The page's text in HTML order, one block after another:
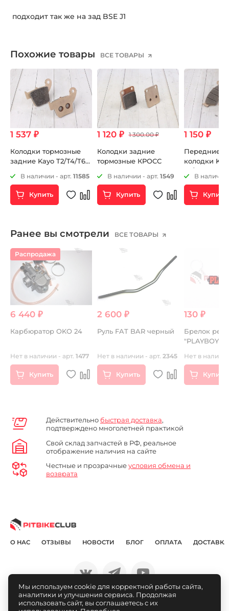
подходит так же на зад BSE J1
Похожие товары ВСЕ ТОВАРЫ
1 537 ₽
Колодки тормозные
задние Kayo T2/T4/T6
В наличии - арт. 11585
Купить
1 120 ₽ 1 300.00 ₽
Колодки задние
тормозные КРОСС
В наличии - арт. 1549
Купить
1 150 ₽
Передние
колодки
85/105 2Т
В наличии
Купить
Ранее вы смотрели ВСЕ ТОВАРЫ
Распродажа
6 440 ₽
Карбюратор OKO 24
Нет в наличии - арт. 1477
Купить
2 600 ₽
Руль FAT BAR черный
Нет в наличии - арт. 2345
Купить
130 ₽
Брелок
"PLAYBOY"
Нет в
Купить
Действительно быстрая доставка,
подтверждено многолетней практикой
Свой склад запчастей в РФ, реальное
отображение наличия на сайте
Честные и прозрачныеусловия обмена и
возврата
О НАС ОТЗЫВЫ НОВОСТИ БЛОГ ОПЛАТА ДОСТАВКА
© Pitbikeclub.ru 2012-2026
Мы используем cookie для корректной работы сайта,
аналитики и улучшения сервиса. Продолжая
использовать сайт, вы соглашаетесь с их